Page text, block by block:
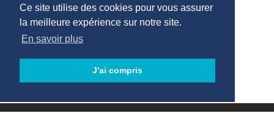
Ce site utilise des cookies pour vous assurer
la meilleure expérience sur notre site.
En savoir plus
J'ai compris
Cabinet de recrutement Paris
Cabinet de recrutement Lyon
Cabinet de recrutement Toulouse